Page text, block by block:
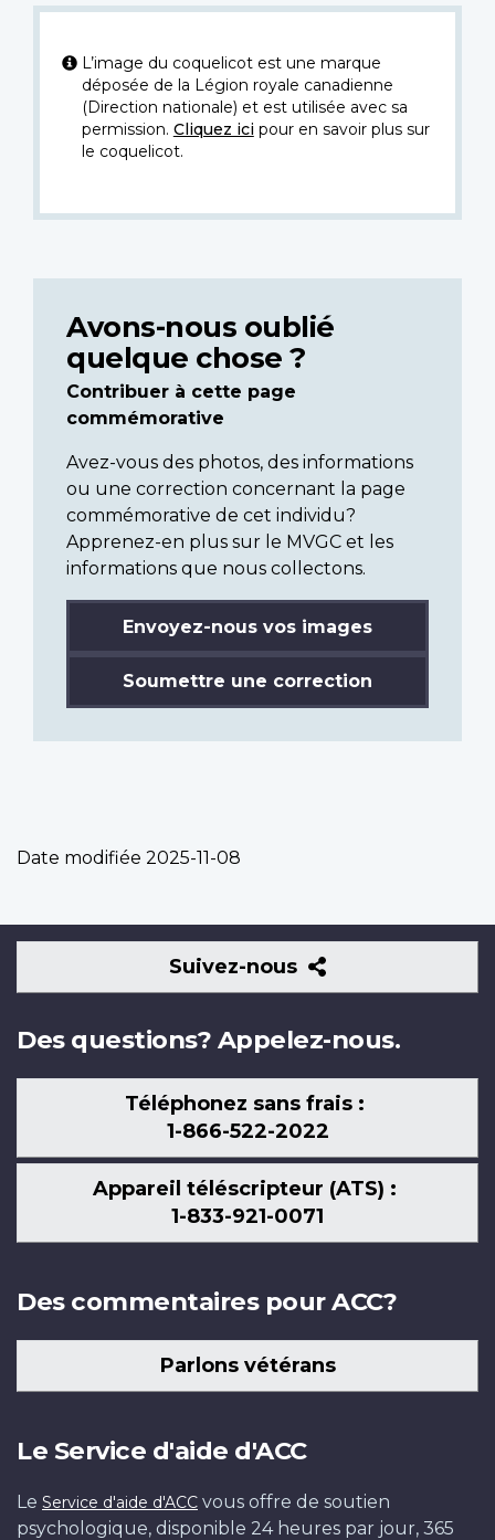
L’image du coquelicot est une marque
déposée de la Légion royale canadienne
(Direction nationale) et est utilisée avec sa
permission. Cliquez icipour en savoir plus sur
le coquelicot.
Avons-nous oublié
quelque chose ?
Contribuer à cette page
commémorative
Avez-vous des photos, des informations
ou une correction concernant la page
commémorative de cet individu?
Apprenez-en plus sur le MVGC et les
informations que nous collectons.
Envoyez-nous vos images
Soumettre une correction
Date modifiée 2025-11-08
Suivez-nous
Suivez-
nous
Des questions? Appelez-nous.
Téléphonez sans frais :
1-866-522-2022
Appareil téléscripteur (ATS) :
1-833-921-0071
Des commentaires pour ACC?
Parlons vétérans
Le Service d'aide d'ACC
Le Service d'aide d'ACC vous offre de soutien
psychologique, disponible 24 heures par jour, 365